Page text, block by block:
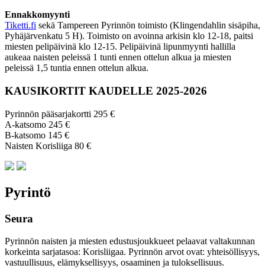
Ennakkomyynti
Tiketti.fi sekä Tampereen Pyrinnön toimisto (Klingendahlin sisäpiha,
Pyhäjärvenkatu 5 H). Toimisto on avoinna arkisin klo 12-18, paitsi
miesten pelipäivinä klo 12-15. Pelipäivinä lipunmyynti hallilla
aukeaa naisten peleissä 1 tunti ennen ottelun alkua ja miesten
peleissä 1,5 tuntia ennen ottelun alkua.
KAUSIKORTIT KAUDELLE 2025-2026
Pyrinnön pääsarjakortti 295 €
A-katsomo 245 €
B-katsomo 145 €
Naisten Korisliiga 80 €
Pyrintö
Seura
Pyrinnön naisten ja miesten edustusjoukkueet pelaavat valtakunnan
korkeinta sarjatasoa: Korisliigaa. Pyrinnön arvot ovat: yhteisöl­lisyys,
vastuul­lisuus, elämyk­sellisyys, osaaminen ja tulok­sellisuus.